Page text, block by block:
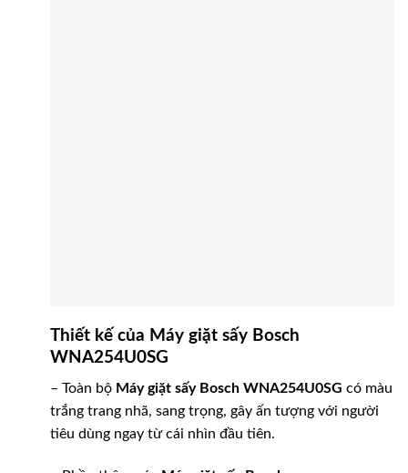
Thiết kế của Máy giặt sấy Bosch
WNA254U0SG
– Toàn bộ Máy giặt sấy Bosch WNA254U0SG có màu
trắng trang nhã, sang trọng, gây ấn tượng với người
tiêu dùng ngay từ cái nhìn đầu tiên.